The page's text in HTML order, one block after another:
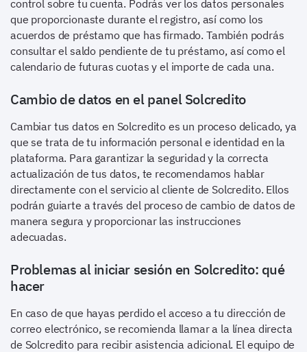
control sobre tu cuenta. Podrás ver los datos personales
que proporcionaste durante el registro, así como los
acuerdos de préstamo que has firmado. También podrás
consultar el saldo pendiente de tu préstamo, así como el
calendario de futuras cuotas y el importe de cada una.
Cambio de datos en el panel Solcredito
Cambiar tus datos en Solcredito es un proceso delicado, ya
que se trata de tu información personal e identidad en la
plataforma. Para garantizar la seguridad y la correcta
actualización de tus datos, te recomendamos hablar
directamente con el servicio al cliente de Solcredito. Ellos
podrán guiarte a través del proceso de cambio de datos de
manera segura y proporcionar las instrucciones
adecuadas.
Problemas al iniciar sesión en Solcredito: qué
hacer
En caso de que hayas perdido el acceso a tu dirección de
correo electrónico, se recomienda llamar a la línea directa
de Solcredito para recibir asistencia adicional. El equipo de